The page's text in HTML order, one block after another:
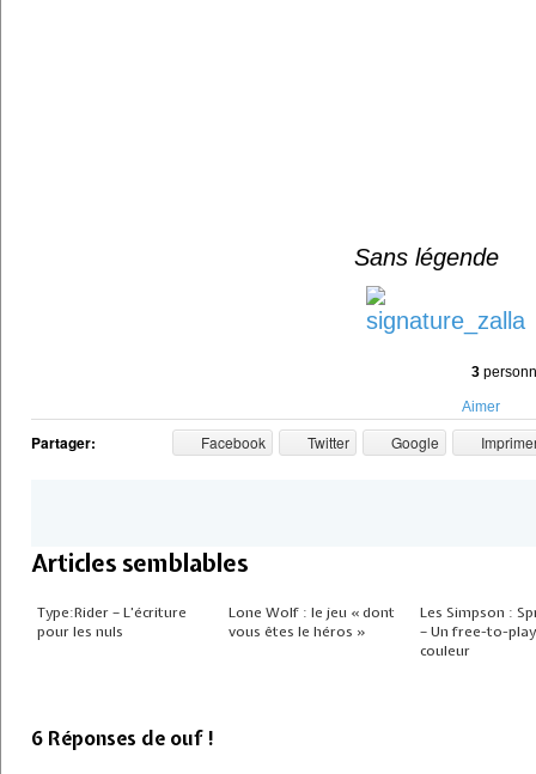
Sans légende
3
Aimer
Partager: Facebook Twitter Google
Articles semblables
Type:Rider – L’écriture
pour les nuls
Lone Wolf : le jeu « dont
vous êtes le héros »
Les Simpson :
– Un free-to-
couleur
6 Réponses de ouf !